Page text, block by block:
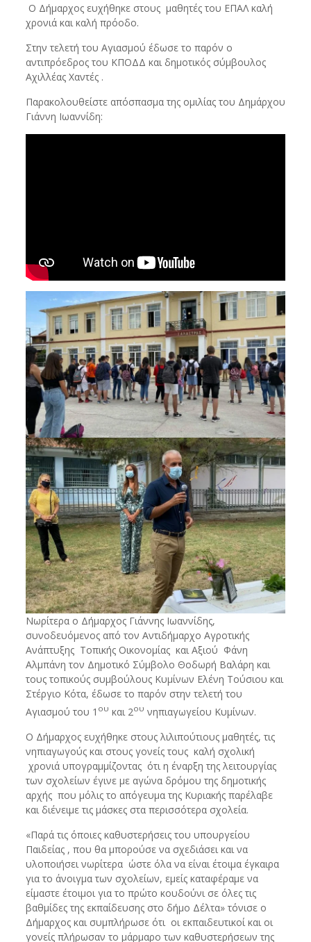
Ο Δήμαρχος ευχήθηκε στους μαθητές του ΕΠΑΛ καλή
χρονιά και καλή πρόοδο.
Στην τελετή του Αγιασμού έδωσε το παρόν ο
αντιπρόεδρος του ΚΠΟΔΔ και δημοτικός σύμβουλος
Αχιλλέας Χαντές .
Παρακολουθείστε απόσπασμα της ομιλίας του Δημάρχου
Γιάννη Ιωαννίδη:
Νωρίτερα ο Δήμαρχος Γιάννης Ιωαννίδης,
συνοδευόμενος από τον Αντιδήμαρχο Αγροτικής
Ανάπτυξης Τοπικής Οικονομίας και Αξιού Φάνη
Αλμπάνη τον Δημοτικό Σύμβολο Θοδωρή Βαλάρη και
τους τοπικούς συμβούλους Κυμίνων Ελένη Τούσιου και
Στέργιο Κότα, έδωσε το παρόν στην τελετή του
Αγιασμού του 1 ου και 2ου νηπιαγωγείου Κυμίνων.
Ο Δήμαρχος ευχήθηκε στους λιλιπούτιους μαθητές, τις
νηπιαγωγούς και στους γονείς τους καλή σχολική
χρονιά υπογραμμίζοντας ότι η έναρξη της λειτουργίας
των σχολείων έγινε με αγώνα δρόμου της δημοτικής
αρχής που μόλις το απόγευμα της Κυριακής παρέλαβε
και διένειμε τις μάσκες στα περισσότερα σχολεία.
«Παρά τις όποιες καθυστερήσεις του υπουργείου
Παιδείας , που θα μπορούσε να σχεδιάσει και να
υλοποιήσει νωρίτερα ώστε όλα να είναι έτοιμα έγκαιρα
για το άνοιγμα των σχολείων, εμείς καταφέραμε να
είμαστε έτοιμοι για το πρώτο κουδούνι σε όλες τις
βαθμίδες της εκπαίδευσης στο δήμο Δέλτα» τόνισε ο
Δήμαρχος και συμπλήρωσε ότι οι εκπαιδευτικοί και οι
γονείς πλήρωσαν το μάρμαρο των καθυστερήσεων της